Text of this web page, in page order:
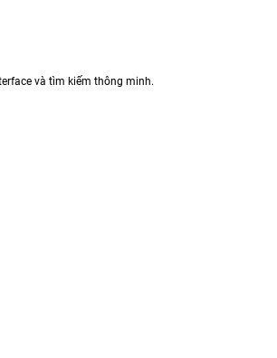
và tìm kiếm thông minh.